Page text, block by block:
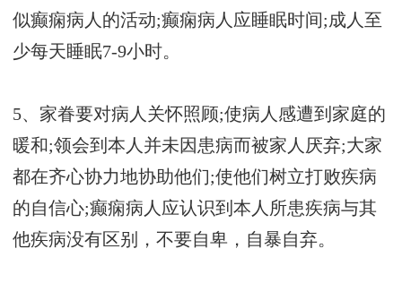
似癫痫病人的活动;癫痫病人应睡眠时间;成人至
少每天睡眠7-9小时。
5、家眷要对病人关怀照顾;使病人感遭到家庭的
暖和;领会到本人并未因患病而被家人厌弃;大家
都在齐心协力地协助他们;使他们树立打败疾病
的自信心;癫痫病人应认识到本人所患疾病与其
他疾病没有区别，不要自卑，自暴自弃。